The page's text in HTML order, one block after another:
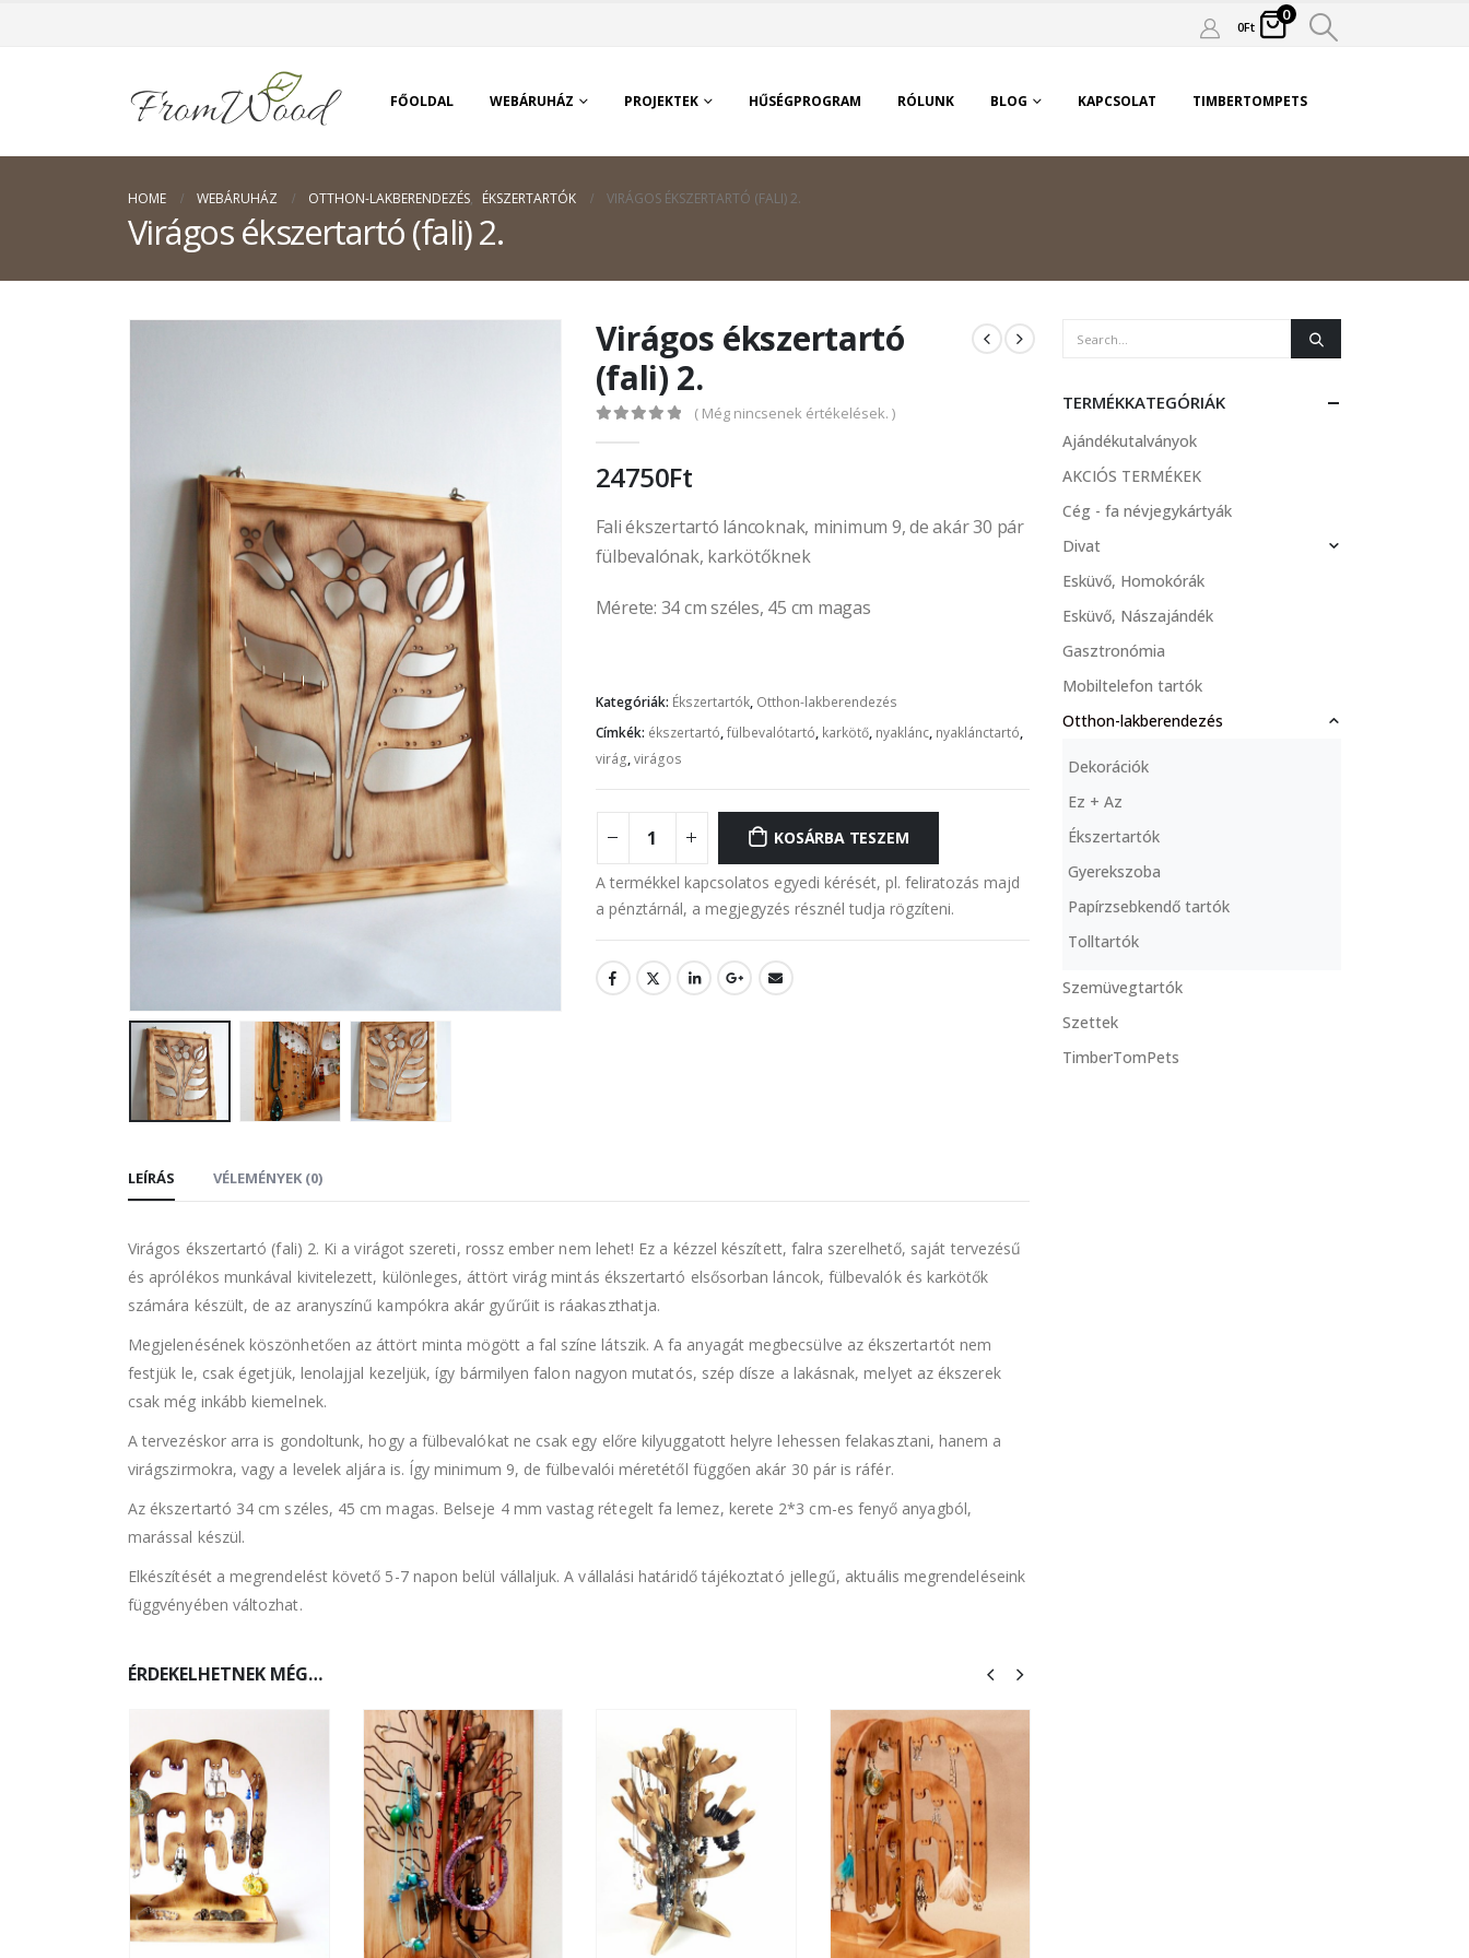
0Ft
0
FŐOLDAL WEBÁRUHÁZ PROJEKTEK HŰSÉGPROGRAM RÓLUNK BLOG KAPCSOLAT TIMBERTOMPETS
HOME WEBÁRUHÁZ OTTHON-LAKBERENDEZÉS, ÉKSZERTARTÓK VIRÁGOS ÉKSZERTARTÓ (FALI) 2.
Virágos ékszertartó (fali) 2.
Virágos ékszertartó
(fali) 2.
( Még nincsenek értékelések. )
24750Ft
Fali ékszertartó láncoknak, minimum 9, de akár 30 pár
fülbevalónak, karkötőknek
Mérete: 34 cm széles, 45 cm magas
Kategóriák: Ékszertartók, Otthon-lakberendezés
Címkék: ékszertartó,fülbevalótartó, karkötő, nyaklánc, nyaklánctartó,
virág,virágos
KOSÁRBA TESZEM
A termékkel kapcsolatos egyedi kérését, pl. feliratozás majd
a pénztárnál, a megjegyzés résznél tudja rögzíteni.
LEÍRÁS VÉLEMÉNYEK (0)
Virágos ékszertartó (fali) 2. Ki a virágot szereti, rossz ember nem lehet! Ez a kézzel készített, falra szerelhető, saját tervezésű
és aprólékos munkával kivitelezett, különleges, áttört virág mintás ékszertartó elsősorban láncok, fülbevalók és karkötők
számára készült, de az aranyszínű kampókra akár gyűrűit is ráakaszthatja.
Megjelenésének köszönhetően az áttört minta mögött a fal színe látszik. A fa anyagát megbecsülve az ékszertartót nem
festjük le, csak égetjük, lenolajjal kezeljük, így bármilyen falon nagyon mutatós, szép dísze a lakásnak, melyet az ékszerek
csak még inkább kiemelnek.
A tervezéskor arra is gondoltunk, hogy a fülbevalókat ne csak egy előre kilyuggatott helyre lehessen felakasztani, hanem a
virágszirmokra, vagy a levelek aljára is. Így minimum 9, de fülbevalói méretétől függően akár 30 pár is ráfér.
Az ékszertartó 34 cm széles, 45 cm magas. Belseje 4 mm vastag rétegelt fa lemez, kerete 2*3 cm-es fenyő anyagból,
marással készül.
Elkészítését a megrendelést követő 5-7 napon belül vállaljuk. A vállalási határidő tájékoztató jellegű, aktuális megrendeléseink
függvényében változhat.
ÉRDEKELHETNEK MÉG…
TERMÉKKATEGÓRIÁK
Ajándékutalványok
AKCIÓS TERMÉKEK
Cég - fa névjegykártyák
Divat
Esküvő, Homokórák
Esküvő, Nászajándék
Gasztronómia
Mobiltelefon tartók
Otthon-lakberendezés
Dekorációk
Ez + Az
Ékszertartók
Gyerekszoba
Papírzsebkendő tartók
Tolltartók
Szemüvegtartók
Szettek
TimberTomPets